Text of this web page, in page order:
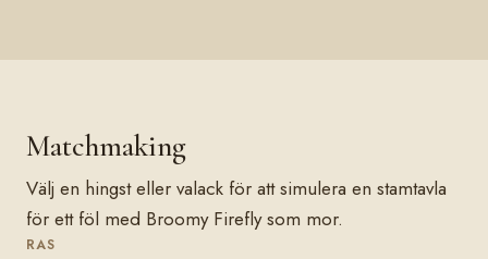
Matchmaking
Välj en hingst eller valack för att simulera en stamtavla
för ett föl med Broomy Firefly som mor.
RAS